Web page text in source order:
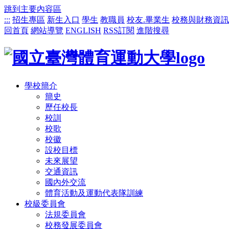
跳到主要內容區
::: 招生專區 新生入口 學生 教職員 校友.畢業生 校務與財務資
回首頁 網站導覽 ENGLISH RSS訂閱 進階搜尋
學校簡介
簡史
歷任校長
校訓
校歌
校徽
設校目標
未來展望
交通資訊
國內外交流
體育活動及運動代表隊訓練
校級委員會
法規委員會
校務發展委員會